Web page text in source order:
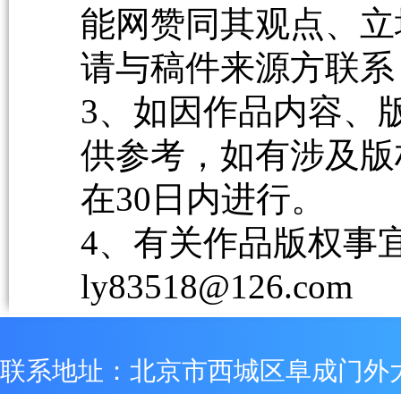
能网赞同其观点、
请与稿件来源方联
3、如因作品内容、
供参考，如有涉及
在30日内进行。
4、有关作品版权事
ly83518@126.com
联系地址：北京市西城区阜成门外